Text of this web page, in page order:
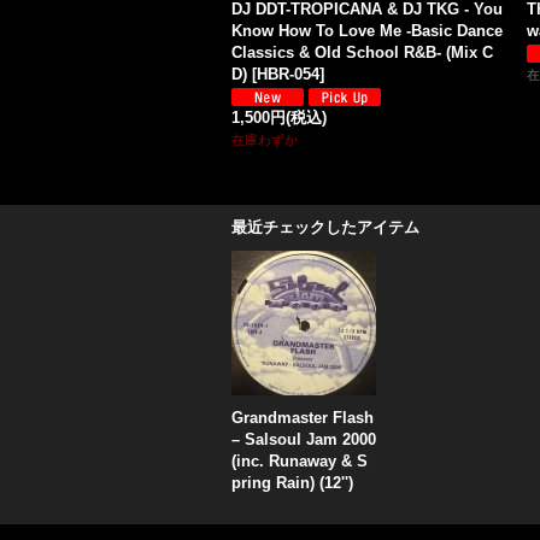
DJ DDT-TROPICANA & DJ TKG - You
Know How To Love Me -Basic Dance
Classics & Old School R&B- (Mix C
D) [HBR-054]
1,500円(税込)
在庫わずか
最近チェックしたアイテム
Grandmaster Flash
‎– Salsoul Jam 2000
(inc. Runaway & S
pring Rain) (12'')